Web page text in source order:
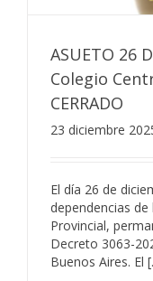
ASUETO 26
Colegio
CERRADO
23 diciembre
El día 26 de
dependencias
Provincial,
Decreto 3063-
Buenos Aires. El